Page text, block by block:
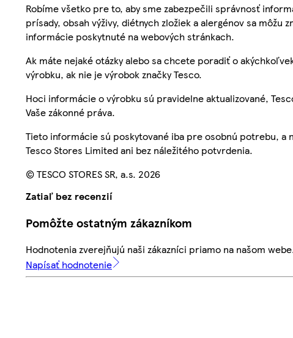
Robíme všetko pre to, aby sme zabezpečili správnosť
prísady, obsah výživy, diétnych zložiek a alergénov sa
informácie poskytnuté na webových stránkach.
Ak máte nejaké otázky alebo sa chcete poradiť o
výrobku, ak nie je výrobok značky Tesco.
Hoci informácie o výrobku sú pravidelne aktualizované,
Vaše zákonné práva.
Tieto informácie sú poskytované iba pre osobnú potrebu, a
Tesco Stores Limited ani bez náležitého potvrdenia.
© TESCO STORES SR, a.s. 2026
Zatiaľ bez recenzií
Pomôžte ostatným zákazníkom
Hodnotenia zverejňujú naši zákazníci priamo na našom
Napísať hodnotenie